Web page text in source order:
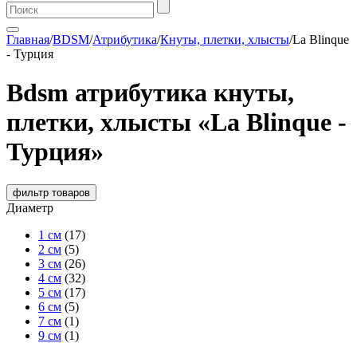
Главная/BDSM/Атрибутика/Кнуты, плетки, хлысты/La Blinque
- Турция
Bdsm атрибутика кнуты,
плетки, хлысты «La Blinque -
Турция»
фильтр товаров
Диаметр
1 см (17)
2 см (5)
3 см (26)
4 см (32)
5 см (17)
6 см (5)
7 см (1)
9 см (1)